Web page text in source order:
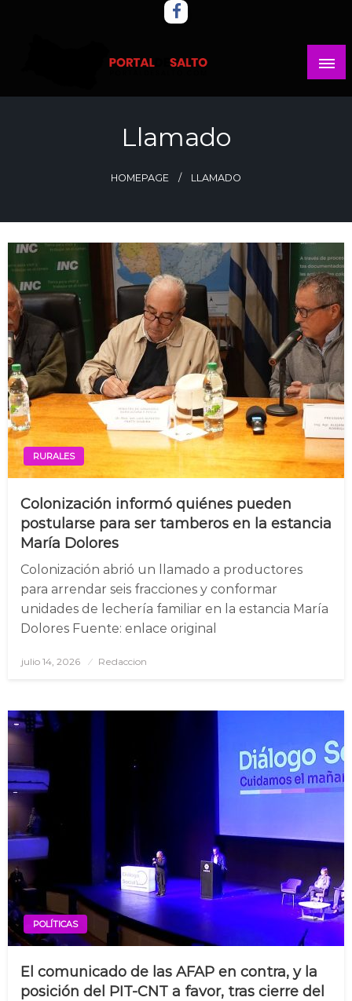
Portal del Salto
Noticias del norte del país.
Llamado
HOMEPAGE LLAMADO
RURALES
Colonización informó quiénes pueden
postularse para ser tamberos en la estancia
María Dolores
Colonización abrió un llamado a productores
para arrendar seis fracciones y conformar
unidades de lechería familiar en la estancia María
Dolores Fuente: enlace original
Posted
julio 14, 2026 Redaccion
POLÍTICAS
El comunicado de las AFAP en contra, y la
posición del PIT-CNT a favor, tras cierre del